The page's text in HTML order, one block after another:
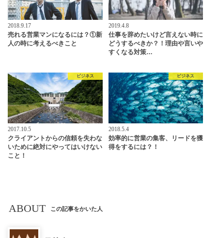
2018.9.17
売れる営業マンになるには？①新
人の時に考えるべきこと
2019.4.8
仕事を辞めたいけど言えない時に
どうするべきか？！理由や言いや
すくなる対策…
ビジネス
2017.10.5
クライアントからの信頼を失わな
いために絶対にやってはいけない
こと！
ビジネス
2018.5.4
効率的に営業の集客、リードを獲
得をするには？！
ABOUT この記事をかいた人